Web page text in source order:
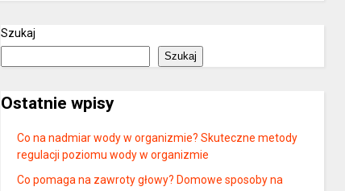
Szukaj
Szukaj
Ostatnie wpisy
Co na nadmiar wody w organizmie? Skuteczne metody
regulacji poziomu wody w organizmie
Co pomaga na zawroty głowy? Domowe sposoby na